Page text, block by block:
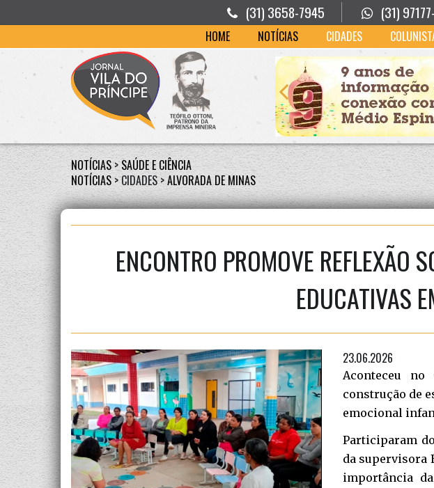
(31) 3658-7945 (31)
HOME NOTÍCIAS CIDADES
NOTÍCIAS>SAÚDE E CIÊNCIA
NOTÍCIAS> CIDADES >ALVORADA DE MINAS
ENCONTRO PROMOVE REFLEXÃO
EDUCATIVAS
23.06.2026
Aconteceu
construção de
emocional
Participaram
da supervisora
importância